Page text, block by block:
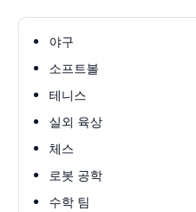
야구
소프트볼
테니스
실외 육상
체스
로봇 공학
수학 팀